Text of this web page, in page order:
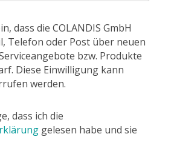
dass die COLANDIS GmbH
Telefon oder Post über neuen
bzw. Produkte
Diese Einwilligung kann
werden.
dass ich die
gelesen habe und sie